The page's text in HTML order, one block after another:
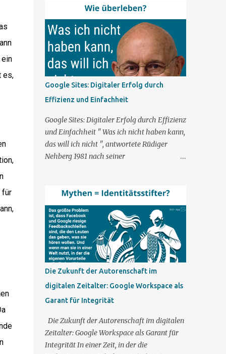
es,
für
Google Sites: Digitaler Erfolg durch
Effizienz und Einfachheit
Google Sites: Digitaler Erfolg durch Effizienz
und Einfachheit " Was ich nicht haben kann,
das will ich nicht ", antwortete Rüdiger
Nehberg 1981 nach seiner
geschafft habe, auf alles zu verzichten und
sich konsequent aus der Natur zu ernähren.
Der für seine Abenteuer und seinen
Überlebenswillen bekannte Mann
formulierte damit eine tiefe Wahrheit, die
sich auch auf die Welt der
Webseitenerstellung anwenden lässt,
Plattformen wie Wix, Wordpress, Jimdo,
Drupal und Joomla vergleicht. Die Stärken
Google Sites in Bezug auf Funktionen und
Flexibilität hinter einigen seiner
Konkurrenten zurückbleibt. Während
Die Zukunft der Autorenschaft im
digitalen Zeitalter: Google Workspace als
Garant für Integrität
Die Zukunft der Autorenschaft im digitalen
Zeitalter: Google Workspace als Garant für
Integrität In einer Zeit, in der die